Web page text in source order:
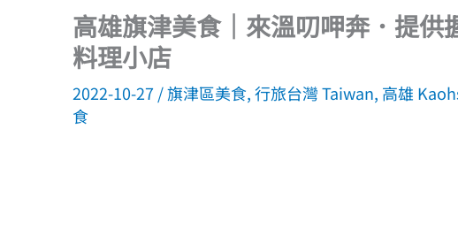
高雄旗津美食｜來溫叨呷奔．提
料理小店
2022-10-27/旗津區美食,行旅台灣 Taiwan, 高雄
食